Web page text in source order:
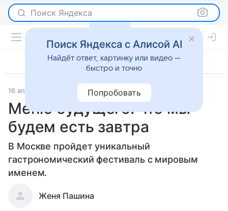
Поиск Яндекса
16 апреля 2012 Новости
Меню будущего: что мы
будем есть завтра
В Москве пройдет уникальный
гастрономический фестиваль с мировым
именем.
Женя Пашина
Поиск Яндекса с Алисой AI
Найдёт ответ, картинку или видео —
быстро и точно
Попробовать